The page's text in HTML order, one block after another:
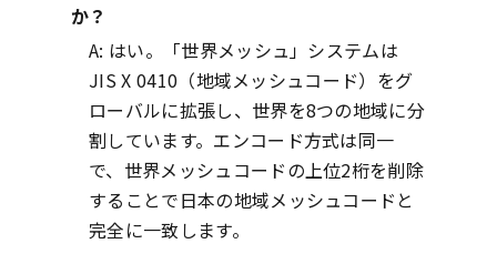
か？
A: はい。「世界メッシュ」システムは
JIS X 0410（地域メッシュコード）をグ
ローバルに拡張し、世界を8つの地域に分
割しています。エンコード方式は同一
で、世界メッシュコードの上位2桁を削除
することで日本の地域メッシュコードと
完全に一致します。